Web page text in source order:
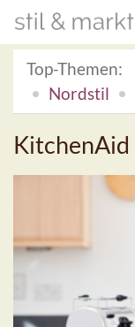
Top-Themen:
Nordstil
KitchenAid